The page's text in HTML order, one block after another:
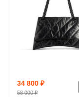
34 800 ₽
58 000₽